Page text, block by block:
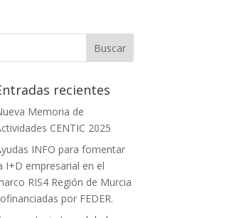
recientes
Memoria de
CENTIC 2025
INFO para fomentar
I+D empresarial en el
RIS4 Región de Murcia
por FEDER.